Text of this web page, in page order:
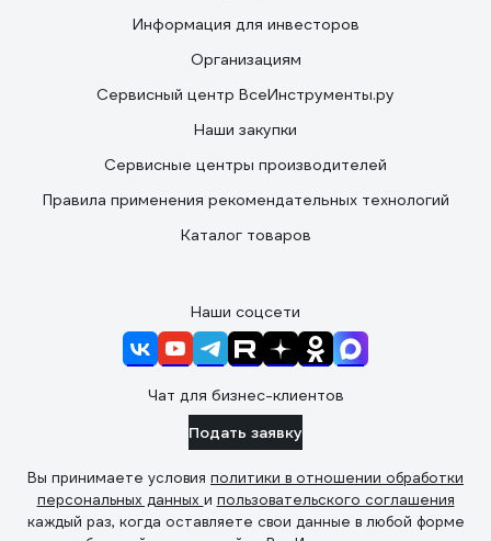
Информация для инвесторов
Организациям
Сервисный центр ВсеИнструменты.ру
Наши закупки
Сервисные центры производителей
Правила применения рекомендательных технологий
Каталог товаров
Наши соцсети
Чат для бизнес-клиентов
Подать заявку
Вы принимаете условия политики в отношении обработки
персональных данных и пользовательского соглашения
каждый раз, когда оставляете свои данные в любой форме